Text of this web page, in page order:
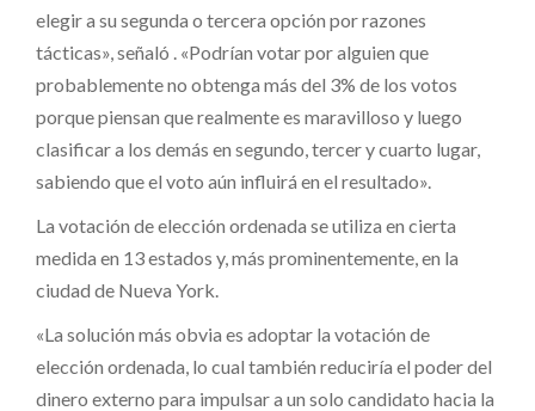
elegir a su segunda o tercera opción por razones
tácticas», señaló . «Podrían votar por alguien que
probablemente no obtenga más del 3% de los votos
porque piensan que realmente es maravilloso y luego
clasificar a los demás en segundo, tercer y cuarto lugar,
sabiendo que el voto aún influirá en el resultado».
La votación de elección ordenada se utiliza en cierta
medida en 13 estados y, más prominentemente, en la
ciudad de Nueva York.
«La solución más obvia es adoptar la votación de
elección ordenada, lo cual también reduciría el poder del
dinero externo para impulsar a un solo candidato hacia la